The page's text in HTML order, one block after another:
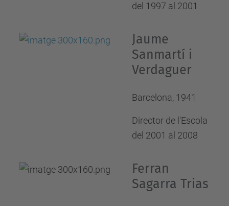
del 1997 al 2001
Jaume
Sanmartí i
Verdaguer
Barcelona, 1941
Director de l'Escola
del 2001 al 2008
Ferran
Sagarra Trias